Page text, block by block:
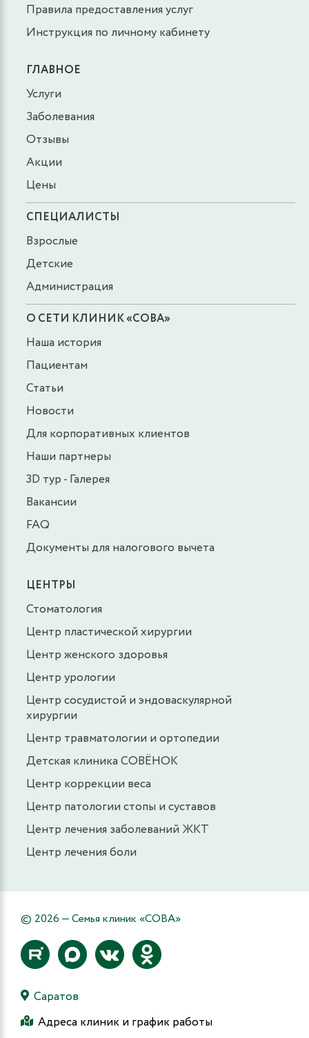
Правила предоставления услуг
Инструкция по личному кабинету
ГЛАВНОЕ
Услуги
Заболевания
Отзывы
Акции
Цены
СПЕЦИАЛИСТЫ
Взрослые
Детские
Администрация
О СЕТИ КЛИНИК «СОВА»
Наша история
Пациентам
Статьи
Новости
Для корпоративных клиентов
Наши партнеры
3D тур - Галерея
Вакансии
FAQ
Документы для налогового вычета
ЦЕНТРЫ
Стоматология
Центр пластической хирургии
Центр женского здоровья
Центр урологии
Центр сосудистой и эндоваскулярной
хирургии
Центр травматологии и ортопедии
Детская клиника СОВЁНОК
Центр коррекции веса
Центр патологии стопы и суставов
Центр лечения заболеваний ЖКТ
Центр лечения боли
© 2026 — Семья клиник «СОВА»
Саратов
Адреса клиник и график работы